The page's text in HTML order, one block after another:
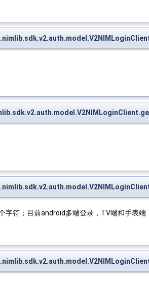
字符；目前android多端登录，TV端和手表端